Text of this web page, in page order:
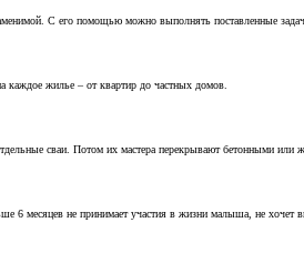
С его помощью можно выполнять поставленные
каждое жилье – от квартир до частных домов.
сваи. Потом их мастера перекрывают бетонными или
6 месяцев не принимает участия в жизни малыша, не